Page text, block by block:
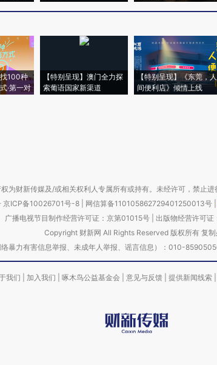
找100种
·第一对
【特别呈现】澳门全力探
索葡语国家新渠道
【特别呈现】《东莞，人
间便利店》倾情上线
为财新传媒及/或相关权利人专属所有或持有。未经许可，禁止进
京ICP备10026701号-8 网信算备110105862729401250013号
广播电视节目制作经营许可证：京第01015号| 出版物经营许可
Copyright 财新网 All Rights Reserved 版权所有 复制
络暴力有害信息举报、未成年人举报、谣言信息）：010-
我们 加入我们 啄木鸟公益基金会 意见与反馈 提供新闻线索